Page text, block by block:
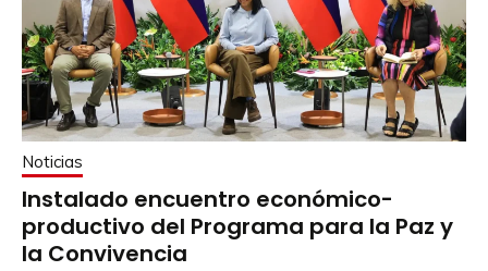
Noticias
Instalado encuentro económico-
productivo del Programa para la Paz y
la Convivencia